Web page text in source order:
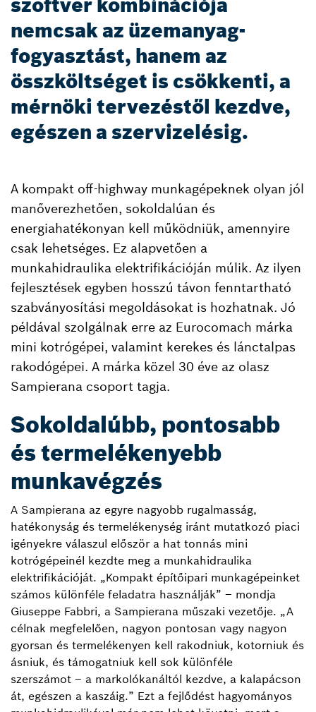
szoftver kombinációja
nemcsak az üzemanyag-
fogyasztást, hanem az
összköltséget is csökkenti, a
mérnöki tervezéstől kezdve,
egészen a szervizelésig.
A kompakt off-highway munkagépeknek olyan jól
manőverezhetően, sokoldalúan és
energiahatékonyan kell működniük, amennyire
csak lehetséges. Ez alapvetően a
munkahidraulika elektrifikációján múlik. Az ilyen
fejlesztések egyben hosszú távon fenntartható
szabványosítási megoldásokat is hozhatnak. Jó
példával szolgálnak erre az Eurocomach márka
mini kotrógépei, valamint kerekes és lánctalpas
rakodógépei. A márka közel 30 éve az olasz
Sampierana csoport tagja.
Sokoldalúbb, pontosabb
és termelékenyebb
munkavégzés
A Sampierana az egyre nagyobb rugalmasság,
hatékonyság és termelékenység iránt mutatkozó piaci
igényekre válaszul először a hat tonnás mini
kotrógépeinél kezdte meg a munkahidraulika
elektrifikációját. „Kompakt építőipari munkagépeinket
számos különféle feladatra használják” – mondja
Giuseppe Fabbri, a Sampierana műszaki vezetője. „A
célnak megfelelően, nagyon pontosan vagy nagyon
gyorsan és termelékenyen kell rakodniuk, kotorniuk és
ásniuk, és támogatniuk kell sok különféle
szerszámot – a markolókanáltól kezdve, a kalapácson
át, egészen a kaszáig.” Ezt a fejlődést hagyományos